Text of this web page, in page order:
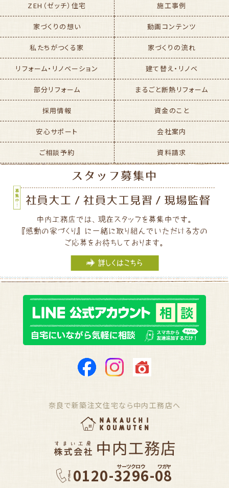
ZEH（ゼッチ）住宅 施工事例
家づくりの想い 動画コンテンツ
私たちがつくる家 家づくりの流れ
リフォーム・リノベーション 建て替え・リノベ
部分リフォーム まるごと断熱リフォーム
採用情報 資金のこと
安心サポート 会社案内
ご相談予約 資料請求
奈良で新築注文住宅なら中内工務店へ
0120-3296-08
サーツクロウ ワガヤ